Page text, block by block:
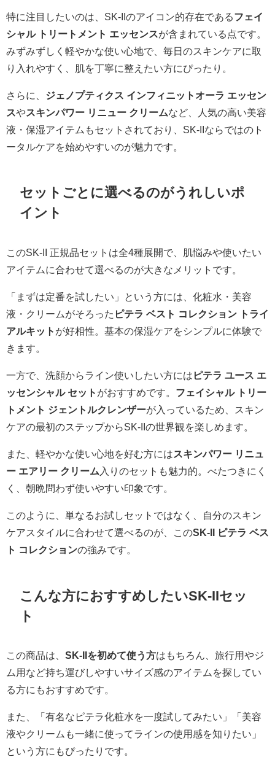
特に注目したいのは、SK-IIのアイコン的存在であるフェイ
シャル トリートメント エッセンスが含まれている点です。
みずみずしく軽やかな使い心地で、毎日のスキンケアに取
り入れやすく、肌を丁寧に整えたい方にぴったり。
さらに、 ジェノプティクス インフィニットオーラ エッセン
スやスキンパワー リニュー クリームなど、人気の高い美容
液・保湿アイテムもセットされており、SK-IIならではのト
ータルケアを始めやすいのが魅力です。
セットごとに選べるのがうれしいポ
イント
このSK-II 正規品セットは全4種展開で、肌悩みや使いたい
アイテムに合わせて選べるのが大きなメリットです。
「まずは定番を試したい」という方には、化粧水・美容
液・クリームがそろった ピテラ ベスト コレクション トライ
アルキット が好相性。基本の保湿ケアをシンプルに体験で
きます。
一方で、洗顔からライン使いしたい方には ピテラ ユース エ
ッセンシャル セット がおすすめです。 フェイシャル トリー
トメント ジェントルクレンザーが入っているため、スキン
ケアの最初のステップからSK-IIの世界観を楽しめます。
また、軽やかな使い心地を好む方にはスキンパワー リニュ
ー エアリー クリーム 入りのセットも魅力的。べたつきにく
く、朝晩問わず使いやすい印象です。
このように、単なるお試しセットではなく、自分のスキン
ケアスタイルに合わせて選べるのが、このSK-II ピテラ ベス
ト コレクションの強みです。
こんな方におすすめしたいSK-IIセッ
ト
この商品は、 SK-IIを初めて使う方はもちろん、旅行用やジ
ム用など持ち運びしやすいサイズ感のアイテムを探してい
る方にもおすすめです。
また、「有名なピテラ化粧水を一度試してみたい」「美容
液やクリームも一緒に使ってラインの使用感を知りたい」
という方にもぴったりです。